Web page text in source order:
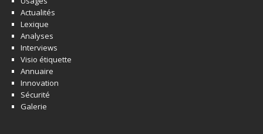
Actualités
Lexique
Analyses
Interviews
Visio étiquette
Annuaire
Innovation
Sécurité
Galerie